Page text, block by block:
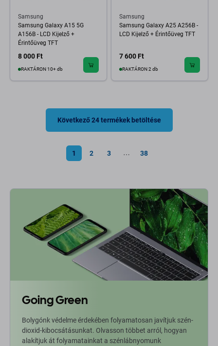
Samsung
Samsung Galaxy A15 5G
A156B - LCD Kijelző +
Érintőüveg TFT
8 000 Ft
RAKTÁRON 10+ db
Samsung
Samsung Galaxy A25 A256B -
LCD Kijelző + Érintőüveg TFT
7 600 Ft
RAKTÁRON 2 db
Következő 24 termékek betöltése
1 2 3 ⋯ 38
Going Green
Bolygónk védelme érdekében folyamatosan javítjuk szén-
dioxid-kibocsátásunkat. Olvasson többet arról, hogyan
alakítjuk át folyamatainkat a szénlábnyomunk